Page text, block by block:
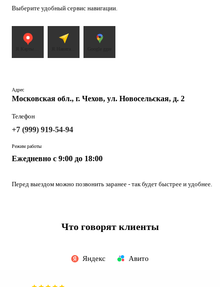
Адрес
Московская обл., г. Чехов, ул. Новосельская, д. 2
Телефон
+7 (999) 919-54-94
Режим работы
Ежедневно с 9:00 до 18:00
Перед выездом можно позвонить заранее - так будет быстрее и удобнее.
Выберите удобный сервис навигации.
Что говорят клиенты
Яндекс Авито